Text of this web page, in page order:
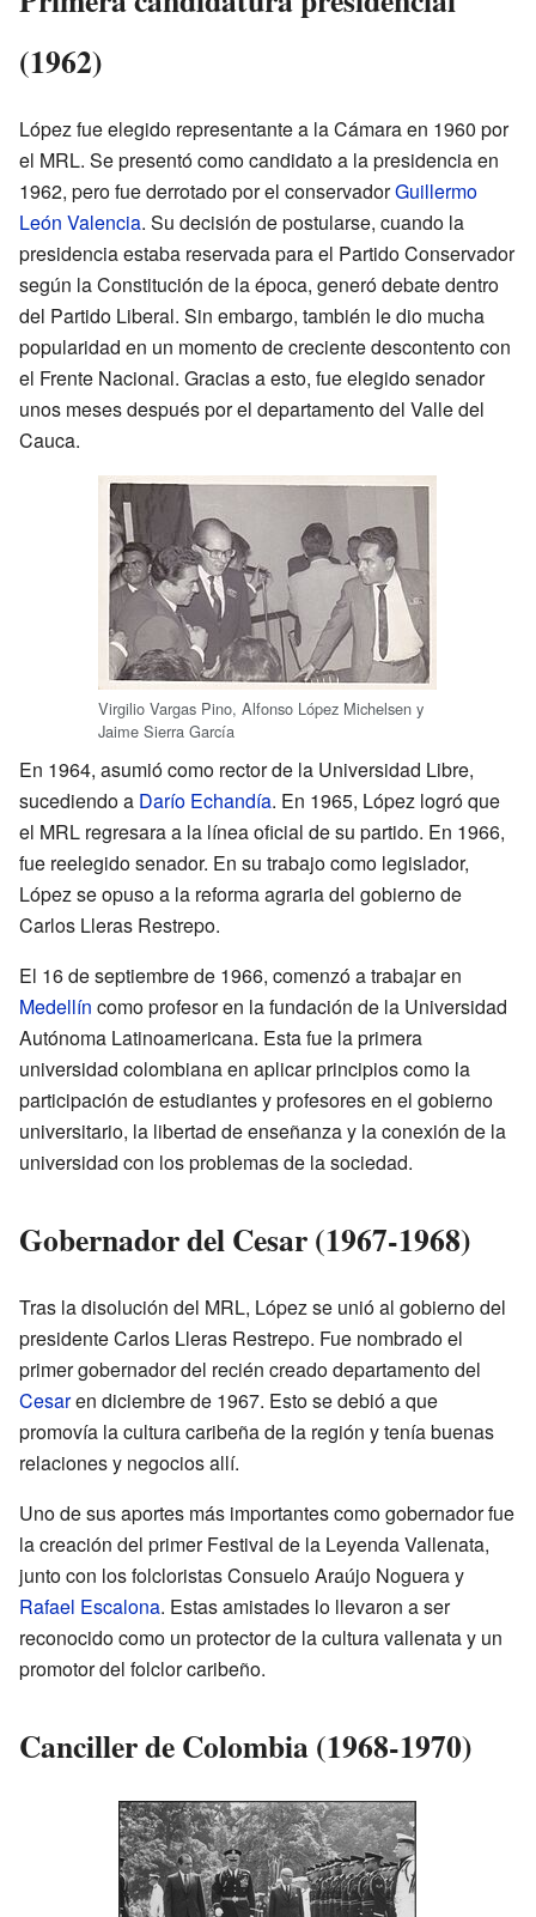
(1962)
López fue elegido representante a la Cámara en 1960 por
el MRL. Se presentó como candidato a la presidencia en
1962, pero fue derrotado por el conservadorGuillermo
León Valencia. Su decisión de postularse, cuando la
presidencia estaba reservada para el Partido Conservador
según la Constitución de la época, generó debate dentro
del Partido Liberal. Sin embargo, también le dio mucha
popularidad en un momento de creciente descontento con
el Frente Nacional. Gracias a esto, fue elegido senador
unos meses después por el departamento del Valle del
Cauca.
Virgilio Vargas Pino, Alfonso López Michelsen y
Jaime Sierra García
En 1964, asumió como rector de la Universidad Libre,
sucediendo a Darío Echandía. En 1965, López logró que
el MRL regresara a la línea oficial de su partido. En 1966,
fue reelegido senador. En su trabajo como legislador,
López se opuso a la reforma agraria del gobierno de
Carlos Lleras Restrepo.
El 16 de septiembre de 1966, comenzó a trabajar en
Medellín como profesor en la fundación de la Universidad
Autónoma Latinoamericana. Esta fue la primera
universidad colombiana en aplicar principios como la
participación de estudiantes y profesores en el gobierno
universitario, la libertad de enseñanza y la conexión de la
universidad con los problemas de la sociedad.
Gobernador del Cesar (1967-1968)
Tras la disolución del MRL, López se unió al gobierno del
presidente Carlos Lleras Restrepo. Fue nombrado el
primer gobernador del recién creado departamento del
Cesaren diciembre de 1967. Esto se debió a que
promovía la cultura caribeña de la región y tenía buenas
relaciones y negocios allí.
Uno de sus aportes más importantes como gobernador fue
la creación del primer Festival de la Leyenda Vallenata,
junto con los folcloristas Consuelo Araújo Noguera y
Rafael Escalona. Estas amistades lo llevaron a ser
reconocido como un protector de la cultura vallenata y un
promotor del folclor caribeño.
Canciller de Colombia (1968-1970)